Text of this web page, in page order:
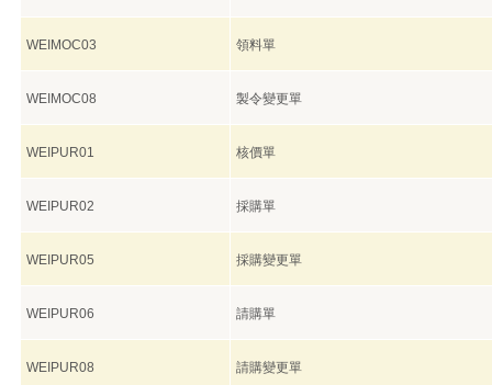
WEIMOC03 領料單
WEIMOC08 製令變更單
WEIPUR01 核價單
WEIPUR02 採購單
WEIPUR05 採購變更單
WEIPUR06 請購單
WEIPUR08 請購變更單